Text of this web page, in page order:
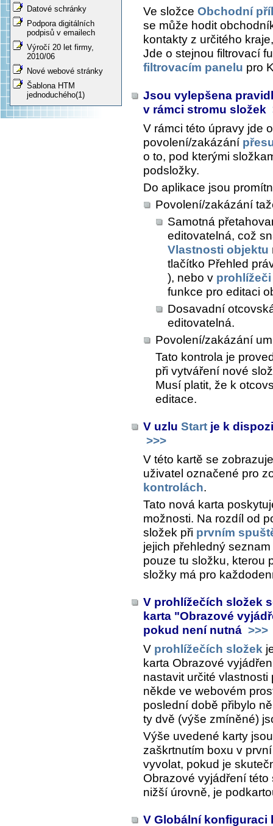
Datové schránky
Podpora digitálních
podpisů v emailech
Výročí 20 let firmy,
2010/06
Nové webové stránky
Šablona HTM
jednoduchého(1)
Ve složce Obchodní
se může hodit
kontakty z určitého
Jde o stejnou filtrovací
filtrovacím panelu pro
Jsou vylepšena
v rámci stromu složek
V rámci této úpravy jde
povolení/zakázání
o to, pod kterými
podsložky.
Do aplikace jsou
Povolení/zakázání
Samotná
editovatelná, což
Vlastnosti objektu
tlačítko Přehled
), nebo v
funkce pro editaci
Dosavadní
editovatelná.
Povolení/zakázání
Tato kontrola je
při vytváření nové
Musí platit, že k
editace.
V uzlu Start je k
>>>
V této kartě se
uživatel označené pro
kontrolách.
Tato nová karta
možnosti. Na rozdíl od
složek při prvním
jejich přehledný
pouze tu složku, kterou
složky má pro
V prohlížečích složek
karta "Obrazové
pokud není nutná >>>
V prohlížečích složek
karta Obrazové
nastavit určité
někde ve webovém
poslední době přibylo
ty dvě (výše zmíněné)
Výše uvedené karty
zaškrtnutím boxu v
vyvolat, pokud je
Obrazové vyjádření
nižší úrovně, je
V Globální konfiguraci